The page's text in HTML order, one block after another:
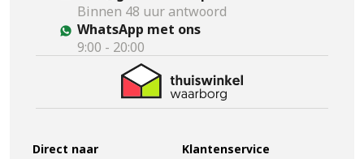
Binnen 48 uur antwoord
WhatsApp met ons
9:00 - 20:00
Direct naar Klantenservice